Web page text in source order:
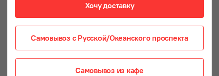
Хочу доставку
Самовывоз с Русской/Океанского проспекта
Самовывоз из кафе